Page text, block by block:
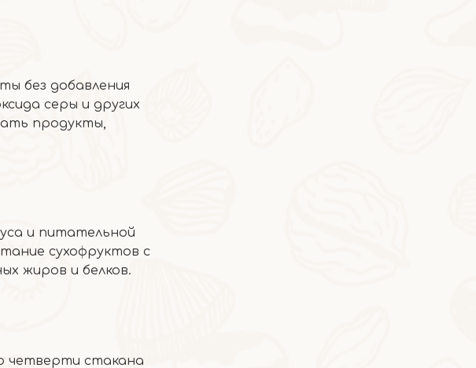
без добавления
серы и других
продукты,
и питательной
сухофруктов с
жиров и белков.
четверти стакана